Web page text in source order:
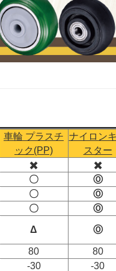
車輪 プラスチ
ック(PP)
ナイロン
スター
✖️
✖️
〇
Ⓞ
〇
Ⓞ
〇
Ⓞ
Δ Ⓞ
80
80
-30 -30